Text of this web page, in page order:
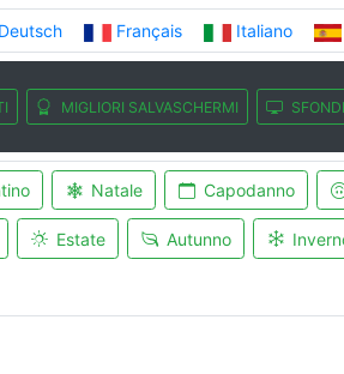
Deutsch Français Italiano
MIGLIORI SALVASCHERMI SFONDI
Natale Capodanno
Estate Autunno